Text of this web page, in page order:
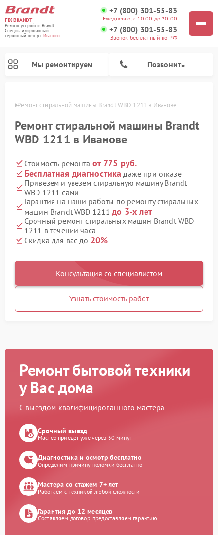
FIX-BRANDT
Ремонт устройств Brandt
Специализированный
cервисный центр г.Иваново
+7 (800) 301-55-83
Ежедневно, с 10:00 до 20:00
+7 (800) 301-55-83
Звонок бесплатный по РФ
Мы ремонтируем Позвонить
Ремонт стиральной машины Brandt WBD 1211 в Иванове
Ремонт стиральной машины Brandt
WBD 1211 в Иванове
Стоимость ремонта от 775 руб.
Бесплатная диагностика даже при отказе
Привезем и увезем стиральную машину Brandt
WBD 1211 сами
Гарантия на наши работы по ремонту стиральных
машин Brandt WBD 1211до 3-х лет
Срочный ремонт стиральных машин Brandt WBD
1211 в течении часа
Скидка для вас до 20%
Консультация со специалистом
Узнать стоимость работ
Ремонт бытовой техники
у Вас дома
С выездом квалифицированного мастера
Срочный выезд
Мастер приедет уже через 30 минут
Диагностика и осмотр бесплатно
Определим причину поломки бесплатно
Мастера со стажем 7+ лет
Работаем с техникой любой сложности
Гарантия до 12 месяцев
Составляем договор, предоставляем гарантию